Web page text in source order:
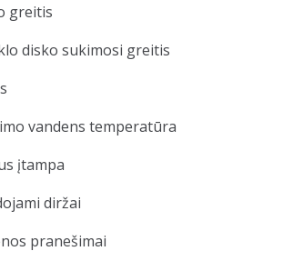
greitis
disko sukimosi greitis
vandens temperatūra
įtampa
diržai
pranešimai